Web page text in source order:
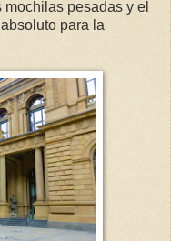
pesadas y el
para la